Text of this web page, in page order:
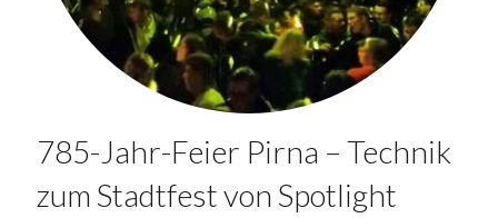
785-Jahr-Feier Pirna – Technik
zum Stadtfest von Spotlight